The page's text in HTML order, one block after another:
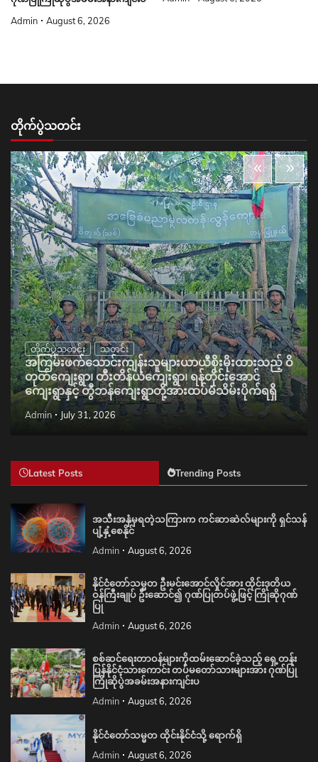
Admin August 6, 2026
တိုက်ပွဲသတင်း
တိုက်ပွဲသတင်း သတင်း
အကြမ်းဖက်သောင်းကျန်းသူများယာယီစိုးမိုးထားသည့် ဝိ
တုတ်ကျေးရွာ၊ တီးတိန်ယံကျေးရွာ၊ ရန်တိုင်းအောင်
ကျေးရွာနှင့် တွီဘန်ကျေးရွာတို့အားထပ်မံသိမ်းပိုက်ရရှိ
Admin July 31, 2026
Latest Posts Trending Posts
အသီးအနှံမှရတဲ့သကြားက ကင်ဆာဆဲလ်များကို ရှင်သန်
ပျံ့နှံ့စေနိုင်
Admin August 6, 2026
နိုင်ငံတော်သမ္မတ ဦးမင်းအောင်လှိုင်အား ထိုင်းဒုတိယ
ဝန်ကြီးချုပ် ဦးဆောင်၍ ဂုဏ်ပြုတပ်ဖွဲ့ဖြင့် ကြိုဆိုဂုဏ်
ပြု
Admin August 6, 2026
စစ်ဆင်ရေးတာဝန်များကိုထမ်းဆောင်ခဲ့သည့် ရှေ့တန်း
ပြန်နိုင်ငံ့သားကောင်း တပ်မတော်သားများအား ဂုဏ်ပြု
ကြိုဆိုပွဲအခမ်းအနားကျင်းပ
Admin August 6, 2026
နိုင်ငံတော်သမ္မတ ထိုင်းနိုင်ငံသို့ ရောက်ရှိ
Admin August 6, 2026